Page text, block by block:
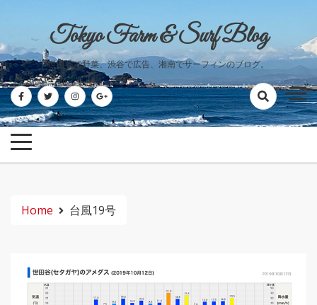
content
Tokyo Farm & Surf Blog
世田谷で野菜、渋谷で広告、湘南でサーフィンのブログ。
Home 台風19号